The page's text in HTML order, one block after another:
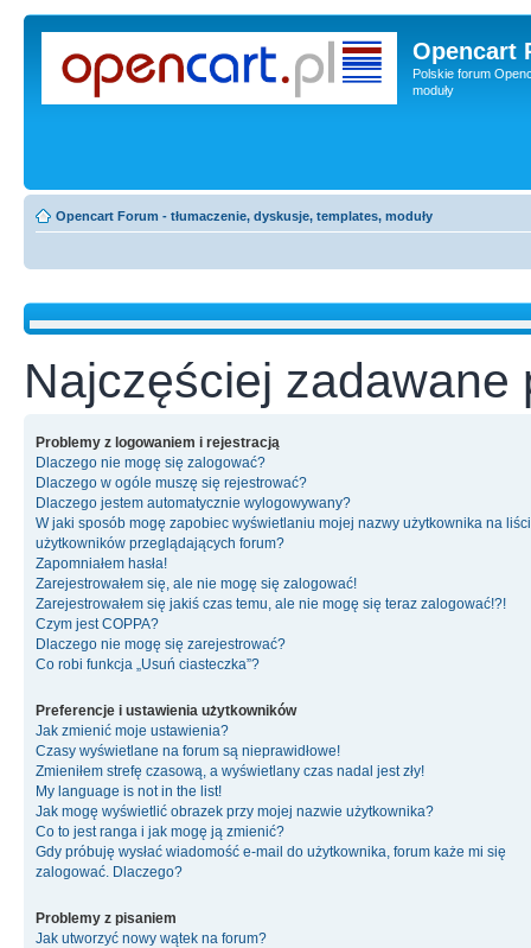
Opencart
Polskie forum
moduły
Opencart Forum - tłumaczenie, dyskusje, templates, moduły
Najczęściej zadawane
Problemy z logowaniem i rejestracją
Dlaczego nie mogę się zalogować?
Dlaczego w ogóle muszę się rejestrować?
Dlaczego jestem automatycznie wylogowywany?
W jaki sposób mogę zapobiec wyświetlaniu mojej nazwy użytkownika na
użytkowników przeglądających forum?
Zapomniałem hasła!
Zarejestrowałem się, ale nie mogę się zalogować!
Zarejestrowałem się jakiś czas temu, ale nie mogę się teraz zalogować!?!
Czym jest COPPA?
Dlaczego nie mogę się zarejestrować?
Co robi funkcja „Usuń ciasteczka”?
Preferencje i ustawienia użytkowników
Jak zmienić moje ustawienia?
Czasy wyświetlane na forum są nieprawidłowe!
Zmieniłem strefę czasową, a wyświetlany czas nadal jest zły!
My language is not in the list!
Jak mogę wyświetlić obrazek przy mojej nazwie użytkownika?
Co to jest ranga i jak mogę ją zmienić?
Gdy próbuję wysłać wiadomość e-mail do użytkownika, forum każe mi się
zalogować. Dlaczego?
Problemy z pisaniem
Jak utworzyć nowy wątek na forum?